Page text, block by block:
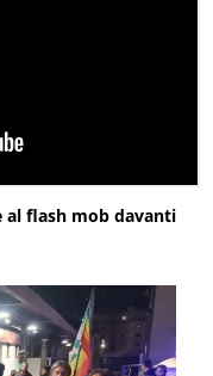
al flash mob davanti